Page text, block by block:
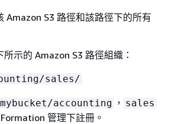
Amazon S3 路徑和該路徑下的所有
示的 Amazon S3 路徑組織：
sales/
accounting ， sales
管理下註冊。